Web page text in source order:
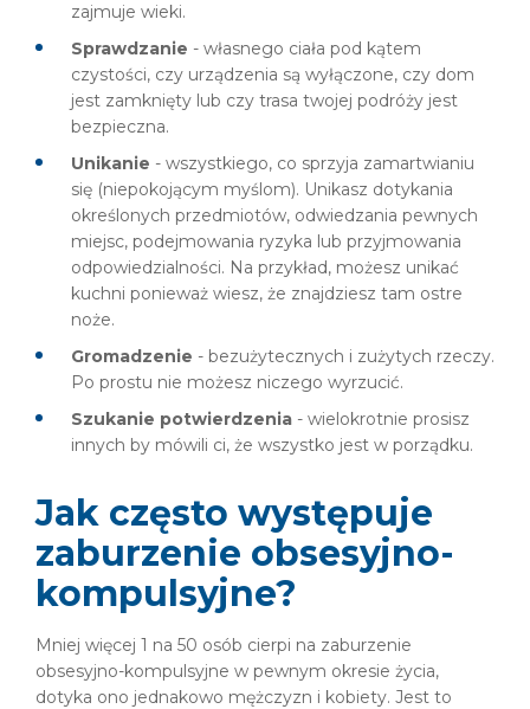
zajmuje wieki.
Sprawdzanie - własnego ciała pod kątem
czystości, czy urządzenia są wyłączone, czy dom
jest zamknięty lub czy trasa twojej podróży jest
bezpieczna.
Unikanie - wszystkiego, co sprzyja zamartwianiu
się (niepokojącym myślom). Unikasz dotykania
określonych przedmiotów, odwiedzania pewnych
miejsc, podejmowania ryzyka lub przyjmowania
odpowiedzialności. Na przykład, możesz unikać
kuchni ponieważ wiesz, że znajdziesz tam ostre
noże.
Gromadzenie - bezużytecznych i zużytych rzeczy.
Po prostu nie możesz niczego wyrzucić.
Szukanie potwierdzenia - wielokrotnie prosisz
innych by mówili ci, że wszystko jest w porządku.
Jak często występuje
zaburzenie obsesyjno-
kompulsyjne?
Mniej więcej 1 na 50 osób cierpi na zaburzenie
obsesyjno-kompulsyjne w pewnym okresie życia,
dotyka ono jednakowo mężczyzn i kobiety. Jest to